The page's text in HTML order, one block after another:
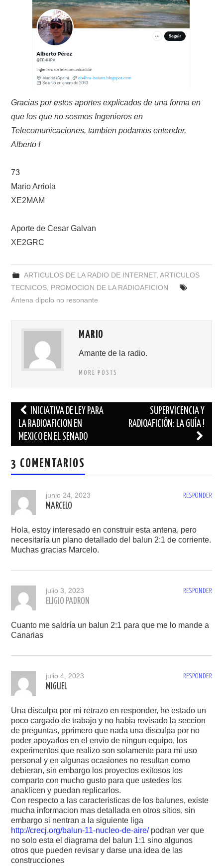
WAVELOG
AUTENTIFICACIÓN DE MIEMBROS DEL
CRECJ
MUMLA APP ( MUY FÁCIL )
Gracias por estos aportes explicados de una forma en
que los que no sosmos Ingenieros en
Telecomunicaciones, tambien podamos entender,
Alberto !
73
Mario Arriola
XE2MAM
Aporte de Cesar Galvan
XE2GRC
ARTICULOS DE LA RADIO DE INTERNET, ARTICULOS
TECNICOS PROMOCION DE LA RADIOAFICION
Antena dipolo no resonante
MARIO
Amante de la radio.
MORE POSTS
Navegación
de
entradas
INICIATIVA DE LEY PARA
LA RADIOAFICION EN
MEXICO EN EL SENADO
SUPERVICENCIA Y
RADIOAFICIÓN: LA GUÍA !
3 COMENTARIOS
RESPONDER
junio 24, 2023
MARCELO
Hola, estoy interesado en construir esta antena, pero
necesitaría un plano detallado del balun 2:1 de corriente.
Muchas gracias Marcelo.
RESPONDER
julio 3, 2023
ELIGIO PADRON
Cuanto me saldría un balun 2:1 para que me lo mande a
Canarias
RESPONDER
julio 4, 2023
MIGUEL
Una disculpa por mi retrazo en responder, he estado un
poco cargado de trabajo y no habia revisado la seccion
de preguntas, pprimero que nada una disculpa por no
poder apoyarlos en el envio de ningun equipo, los
experimentos que realizo son solamente para mi uso
personal y en algunas ocasiones no resultan como
debieran, sin embargo los proyectos exitosos los
comparto con mucho gusto para que ustedes los
anaklicen y puedan replicarlos.
Con respecto a las caracteristicas de los balunes, existe
mucha informacion mas detallada en otros sitios, sin
embargo si nentran a la siguiente liga
http://crecj.org/balun-11-nucleo-de-aire/podran ver que
no solo esta el diagrama del balun 1:1 sino algunos
otros que pueden revisar y darse una idea de las
construcciones